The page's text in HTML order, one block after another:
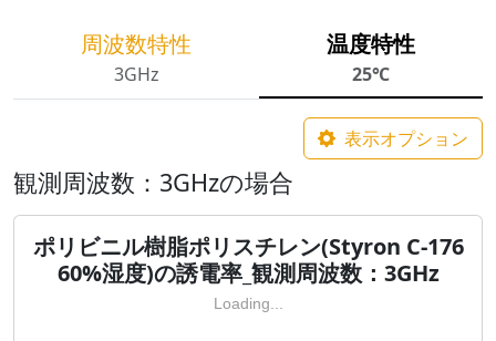
周波数特性
3GHz
温度特性
25℃
表示オプション
観測周波数：3GHzの場合
ポリビニル樹脂ポリスチレン(Styron C-176
60%湿度)の誘電率_観測周波数：3GHz
Loading...